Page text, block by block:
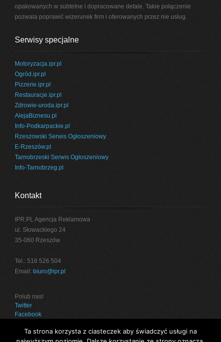
opakowanych w subtelne i dopracowane detale. Takie połączenie
pozwala poprawić wizerunek firm i oferowanych przez nie usług.
Serwisy specjalne
Motoryzacja.ipr.pl
Ogród.ipr.pl
Pizzerie.ipr.pl
Restauracje.ipr.pl
Zdrowie-uroda.ipr.pl
AlejaBiznesu.pl
Info-Podkarpackie.pl
Rzeszowski Serwis Ogłoszeniowy
E-Rzeszów.pl
Tarnobrzeski Serwis Ogłoszeniowy
Info-Tarnobrzeg.pl
Kontakt
IPR.PL Agencja Reklamowa
ul. Słowackiego 24
35-060 Rzeszów
Tel.: 516 526 504
Email: biuro@ipr.pl
Polub nas!
Twitter
Facebook
Ta strona korzysta z ciasteczek aby świadczyć usługi na